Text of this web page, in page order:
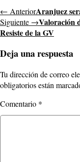
← AnteriorAranjuez
Siguiente →Valoración
Resiste de la GV
Deja una respuesta
Tu dirección de correo
obligatorios están
Comentario *